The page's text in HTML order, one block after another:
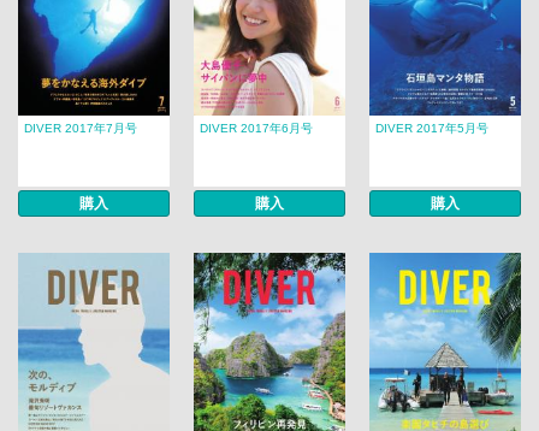
DIVER 2017年7月号
購入
DIVER 2017年6月号
購入
DIVER 2017年5月号
購入